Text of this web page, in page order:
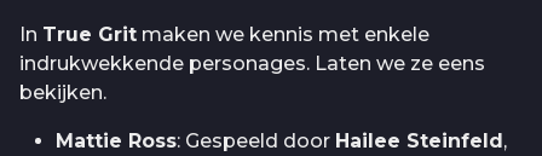
In True Grit maken we kennis met enkele
indrukwekkende personages. Laten we ze eens
bekijken.
Mattie Ross: Gespeeld door Hailee Steinfeld,